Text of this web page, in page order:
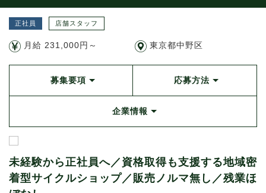
正社員 店舗スタッフ
月給 231,000円～ 東京都中野区
募集要項 応募方法
企業情報
未経験から正社員へ／資格取得も支援する地域密
着型サイクルショップ／販売ノルマ無し／残業ほ